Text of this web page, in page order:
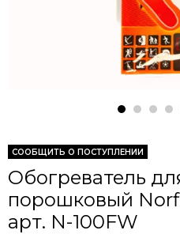
СООБЩИТЬ О ПОСТУПЛЕНИИ
Обогреватель
порошковый
арт. N-100FW